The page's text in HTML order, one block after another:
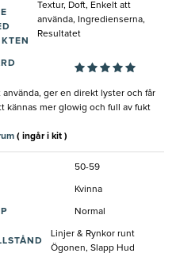
Textur, Doft, Enkelt att
använda, Ingredienserna,
Resultatet
använda, ger en direkt lyster och får
kännas mer glowig och full av fukt
( ingår i kit )
50-59
Kvinna
Normal
Linjer & Rynkor runt
Ögonen, Slapp Hud